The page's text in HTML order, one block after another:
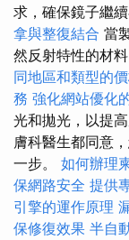
求，確保鏡子繼
拿與整復結合 當
然反射特性的材
同地區和類型的
務 強化網站優化
光和拋光，以提
膚科醫生都同意
一步。 如何辦理
保網路安全 提供
引擎的運作原理
保修復效果 半自